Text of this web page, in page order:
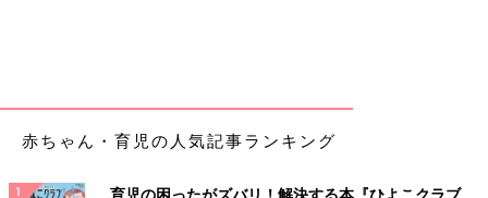
赤ちゃん・育児の人気記事ランキング
育児の困ったがズバリ！解決する本『ひよこクラブ